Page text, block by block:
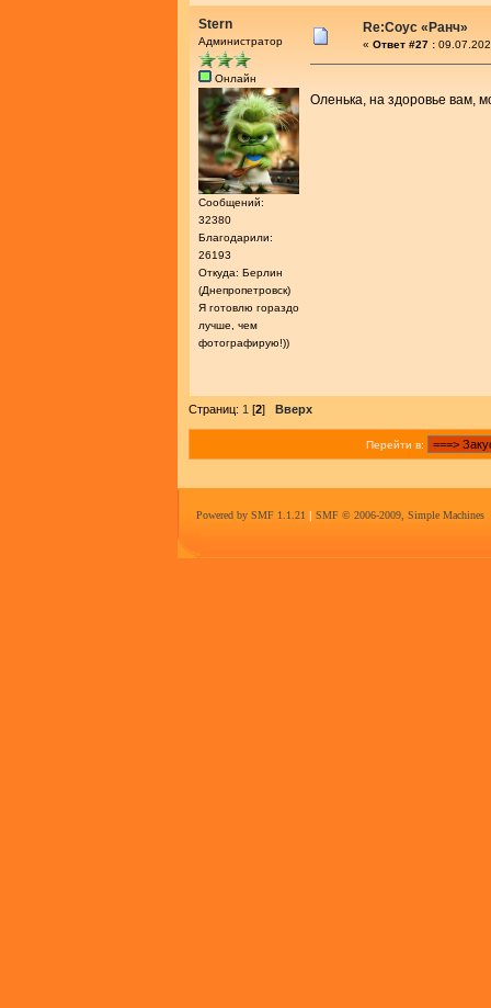
Stern
Администратор
Онлайн
Сообщений:
32380
Благодарили:
26193
Откуда: Берлин
(Днепропетровск)
Я готовлю гораздо
лучше, чем
фотографирую!))
Re:Соус «Ранч»
« Ответ #27 :
Оленька, на здоровье вам,
Страниц: 1 [2] Вверх
Перейти в:
Powered by SMF 1.1.21 | SMF © 2006-2009, Simple Machines